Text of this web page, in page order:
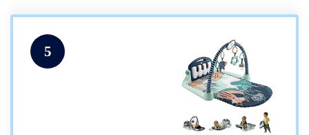
5